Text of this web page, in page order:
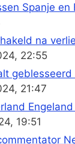
Spanje en
na
22:55
21:47
19:51